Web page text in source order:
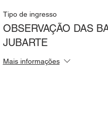
Tipo de ingresso
OBSERVAÇÃO DAS
JUBARTE
Mais informações